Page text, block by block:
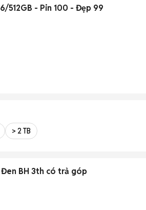
512GB - Pin 100 - Đẹp 99
> 2 TB
BH 3th có trả góp